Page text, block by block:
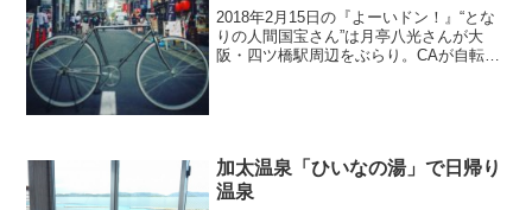
2018年2月15日の『よーいドン！』“とな
りの人間国宝さん”は月亭八光さんが大
阪・四ツ橋駅周辺をぶらり。CAが自転車
加太温泉「ひいなの湯」で日帰り
温泉